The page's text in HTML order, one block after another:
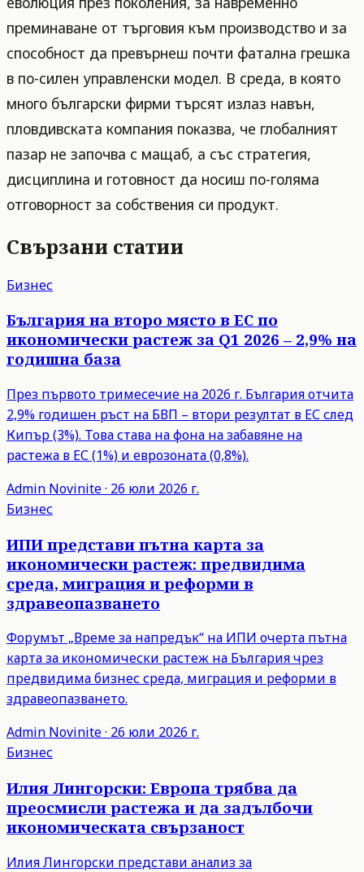
преминаване от търговия към производство и за
способност да превърнеш почти фатална грешка
в по-силен управленски модел. В среда, в която
много български фирми търсят излаз навън,
пловдивската компания показва, че глобалният
пазар не започва с мащаб, а със стратегия,
дисциплина и готовност да носиш по-голяма
отговорност за собствения си продукт.
Свързани статии
Бизнес
България на второ място в ЕС по
икономически растеж за Q1 2026 – 2,9% на
годишна база
През първото тримесечие на 2026 г. България отчита
2,9% годишен ръст на БВП – втори резултат в ЕС след
Кипър (3%). Това става на фона на забавяне на
растежа в ЕС (1%) и еврозоната (0,8%).
Admin Novinite· 26 юли 2026 г.
Бизнес
ИПИ представи пътна карта за
икономически растеж: предвидима
среда, миграция и реформи в
здравеопазването
Форумът „Време за напредък“ на ИПИ очерта пътна
карта за икономически растеж на България чрез
предвидима бизнес среда, миграция и реформи в
здравеопазването.
Admin Novinite· 26 юли 2026 г.
Бизнес
Илия Лингорски: Европа трябва да
преосмисли растежа и да задълбочи
икономическата свързаност
Илия Лингорски представи анализ за